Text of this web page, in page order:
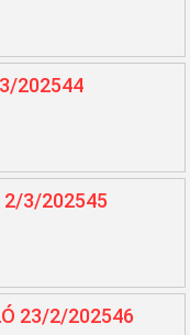
202544
2/3/202545
23/2/202546